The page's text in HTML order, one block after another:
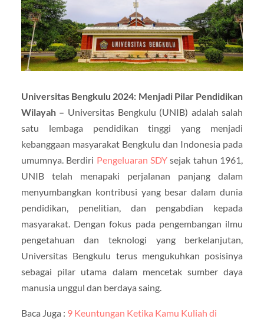
Universitas Bengkulu 2024: Menjadi Pilar Pendidikan
Wilayah – Universitas Bengkulu (UNIB) adalah salah
satu lembaga pendidikan tinggi yang menjadi
kebanggaan masyarakat Bengkulu dan Indonesia pada
umumnya. Berdiri Pengeluaran SDY sejak tahun 1961,
UNIB telah menapaki perjalanan panjang dalam
menyumbangkan kontribusi yang besar dalam dunia
pendidikan, penelitian, dan pengabdian kepada
masyarakat. Dengan fokus pada pengembangan ilmu
pengetahuan dan teknologi yang berkelanjutan,
Universitas Bengkulu terus mengukuhkan posisinya
sebagai pilar utama dalam mencetak sumber daya
manusia unggul dan berdaya saing.
Baca Juga : 9 Keuntungan Ketika Kamu Kuliah di